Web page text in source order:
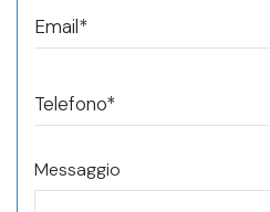
Email*
Telefono*
Messaggio